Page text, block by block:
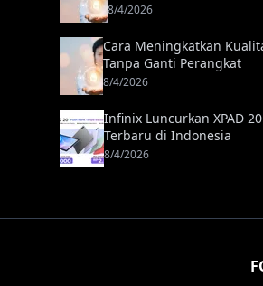
8/4/2026
Cara Meningkatkan
Tanpa Ganti Perangkat
8/4/2026
Infinix Luncurkan XPAD
Terbaru di Indonesia
8/4/2026